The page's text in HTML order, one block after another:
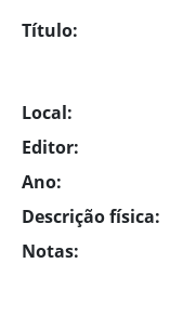
Título:
Local:
Editor:
Ano:
Descrição física:
Notas: